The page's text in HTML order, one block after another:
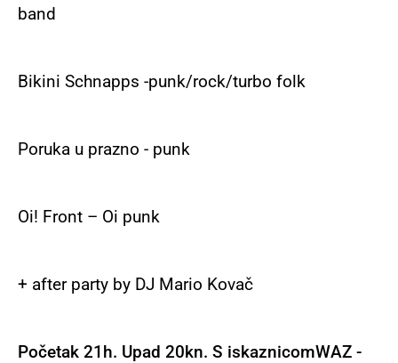
band
Bikini Schnapps -punk/rock/turbo folk
Poruka u prazno - punk
Oi! Front – Oi punk
+ after party by DJ Mario Kovač
Početak 21h. Upad 20kn. S iskaznicomWAZ -